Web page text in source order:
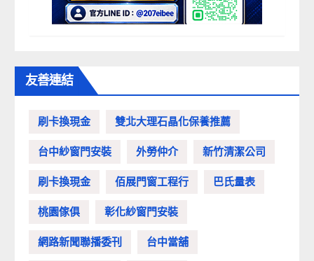
友善連結
刷卡換現金 雙北大理石晶化保養推薦
台中紗窗門安裝 外勞仲介 新竹清潔公司
刷卡換現金 佰展門窗工程行 巴氏量表
桃園傢俱 彰化紗窗門安裝
網路新聞聯播委刊 台中當舖